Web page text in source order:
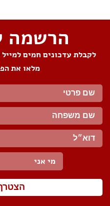
הרשמה
לקבלת עדכונים חמים
מלאו את
מי אני